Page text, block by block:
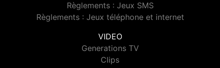
Règlements : Jeux SMS
Règlements : Jeux téléphone et internet
VIDEO
Generations TV
Clips